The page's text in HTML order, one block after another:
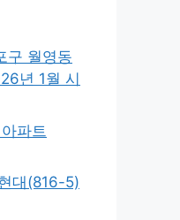
구 월영동
년 1월 시
파트
대(816-5)